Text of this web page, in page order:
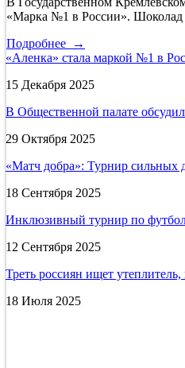
«Марка №1 в России». Шоколад
Подробнее →
«Аленка» стала маркой №1 в
15 Декабря 2025
В Общественной палате
29 Октября 2025
«Матч добра»: Турнир сильных
18 Сентября 2025
Инклюзивный турнир по
12 Сентября 2025
Треть россиян ищет
18 Июля 2025